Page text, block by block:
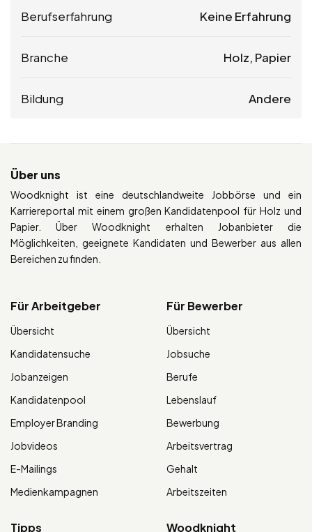
Berufserfahrung Keine Erfahrung
Branche Holz, Papier
Bildung Andere
Über uns
Woodknight ist eine deutschlandweite Jobbörse und ein
Karriereportal mit einem großen Kandidatenpool für Holz und
Papier. Über Woodknight erhalten Jobanbieter die
Möglichkeiten, geeignete Kandidaten und Bewerber aus allen
Bereichen zu finden.
Für Arbeitgeber
Übersicht
Kandidatensuche
Jobanzeigen
Kandidatenpool
Employer Branding
Jobvideos
E-Mailings
Medienkampagnen
Für Bewerber
Übersicht
Jobsuche
Berufe
Lebenslauf
Bewerbung
Arbeitsvertrag
Gehalt
Arbeitszeiten
Tipps Woodknight